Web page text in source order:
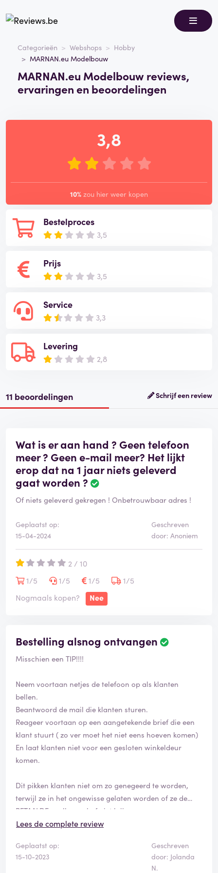
Categorieën Webshops
Hobby
MARNAN.eu Modelbouw
MARNAN.eu Modelbouw reviews,
ervaringen en beoordelingen
Bestelproces
3,5
Prijs
3,5
Service
3,3
Levering
2,8
3,8
10% zou hier weer kopen
11 beoordelingen Schrijf een review
Wat is er aan hand ? Geen telefoon
meer ? Geen e-mail meer? Het lijkt
erop dat na 1 jaar niets geleverd
gaat worden ?
Of niets geleverd gekregen ! Onbetrouwbaar adres !
Geplaatst op:
15-04-2024
Geschreven
door: Anoniem
2 / 10
1/5
1/5 1/5
1/5
Nogmaals kopen?
Nee
Bestelling alsnog ontvangen
Misschien een TIP!!!!
Neem voortaan netjes de telefoon op als klanten
bellen.
Beantwoord de mail die klanten sturen.
Reageer voortaan op een aangetekende brief die een
klant stuurt ( zo ver moet het niet eens hoeven komen)
En laat klanten niet voor een gesloten winkeldeur
komen.
Dit pikken klanten niet om zo genegeerd te worden,
terwijl ze in het ongewisse gelaten worden of ze de
BETAALDE spullen wel of niet krijgen.
reacties.
Draai het om, de klanten eerst hun bestelling laten
Lees de complete review
Geplaatst op:
15-10-2023
Geschreven
door: Jolanda
N.